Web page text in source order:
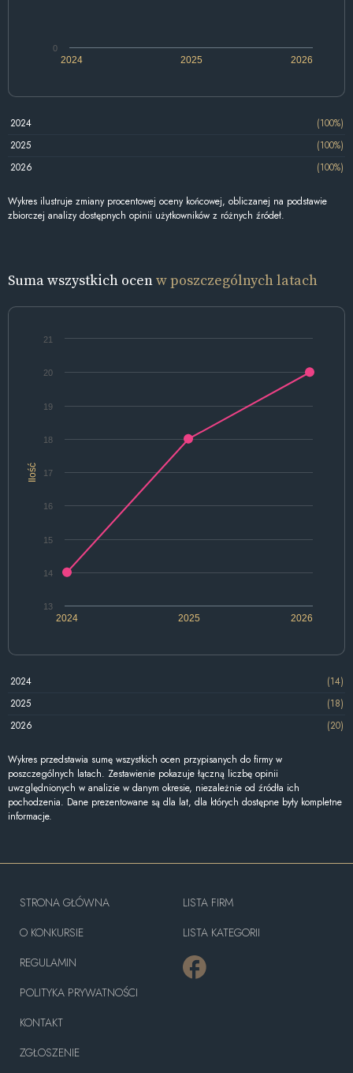
2024 2025 2026
0
2024
(100%)
2025
(100%)
2026
(100%)
Wykres ilustruje zmiany procentowej oceny końcowej, obliczanej na podstawie
zbiorczej analizy dostępnych opinii użytkowników z różnych źródeł.
Suma wszystkich ocenw poszczególnych latach
Ilość
2024 2025 2026
13
14
15
16
17
18
19
20
21
2024
(14)
2025
(18)
2026
(20)
Wykres przedstawia sumę wszystkich ocen przypisanych do firmy w
poszczególnych latach. Zestawienie pokazuje łączną liczbę opinii
uwzględnionych w analizie w danym okresie, niezależnie od źródła ich
pochodzenia. Dane prezentowane są dla lat, dla których dostępne były kompletne
informacje.
STRONA GŁÓWNA
O KONKURSIE
REGULAMIN
POLITYKA PRYWATNOŚCI
KONTAKT
ZGŁOSZENIE
LISTA FIRM
LISTA KATEGORII